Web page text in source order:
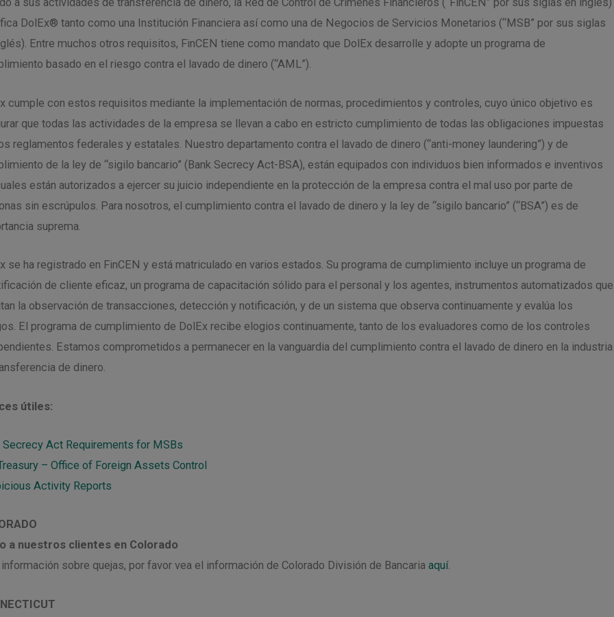
a sus actividades de transferencia de dinero, la Red de Control de Crímenes Financieros (“FinCEN” por sus siglas en inglés)
DolEx® tanto como una Institución Financiera así como una de Negocios de Servicios Monetarios (“MSB” por sus siglas
Entre muchos otros requisitos, FinCEN tiene como mandato que DolEx desarrolle y adopte un programa de
basado en el riesgo contra el lavado de dinero (“AML”).
cumple con estos requisitos mediante la implementación de normas, procedimientos y controles, cuyo único objetivo es
que todas las actividades de la empresa se llevan a cabo en estricto cumplimiento de todas las obligaciones impuestas
reglamentos federales y estatales. Nuestro departamento contra el lavado de dinero (“anti-money laundering”) y de
de la ley de “sigilo bancario” (Bank Secrecy Act-BSA), están equipados con individuos bien informados e inventivos
están autorizados a ejercer su juicio independiente en la protección de la empresa contra el mal uso por parte de
sin escrúpulos. Para nosotros, el cumplimiento contra el lavado de dinero y la ley de “sigilo bancario” (“BSA”) es de
suprema.
se ha registrado en FinCEN y está matriculado en varios estados. Su programa de cumplimiento incluye un programa de
de cliente eficaz, un programa de capacitación sólido para el personal y los agentes, instrumentos automatizados que
la observación de transacciones, detección y notificación, y de un sistema que observa continuamente y evalúa los
El programa de cumplimiento de DolEx recibe elogios continuamente, tanto de los evaluadores como de los controles
Estamos comprometidos a permanecer en la vanguardia del cumplimiento contra el lavado de dinero en la industria
de dinero.
útiles:
Secrecy Act Requirements for MSBs
– Office of Foreign Assets Control
Activity Reports
a nuestros clientes en Colorado
información sobre quejas, por favor vea el información de Colorado División de Bancaria aquí.